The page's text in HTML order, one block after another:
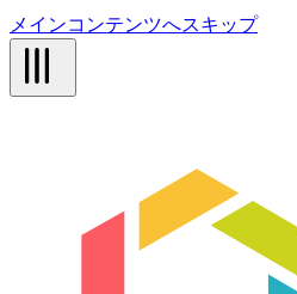
メインコンテンツへスキップ